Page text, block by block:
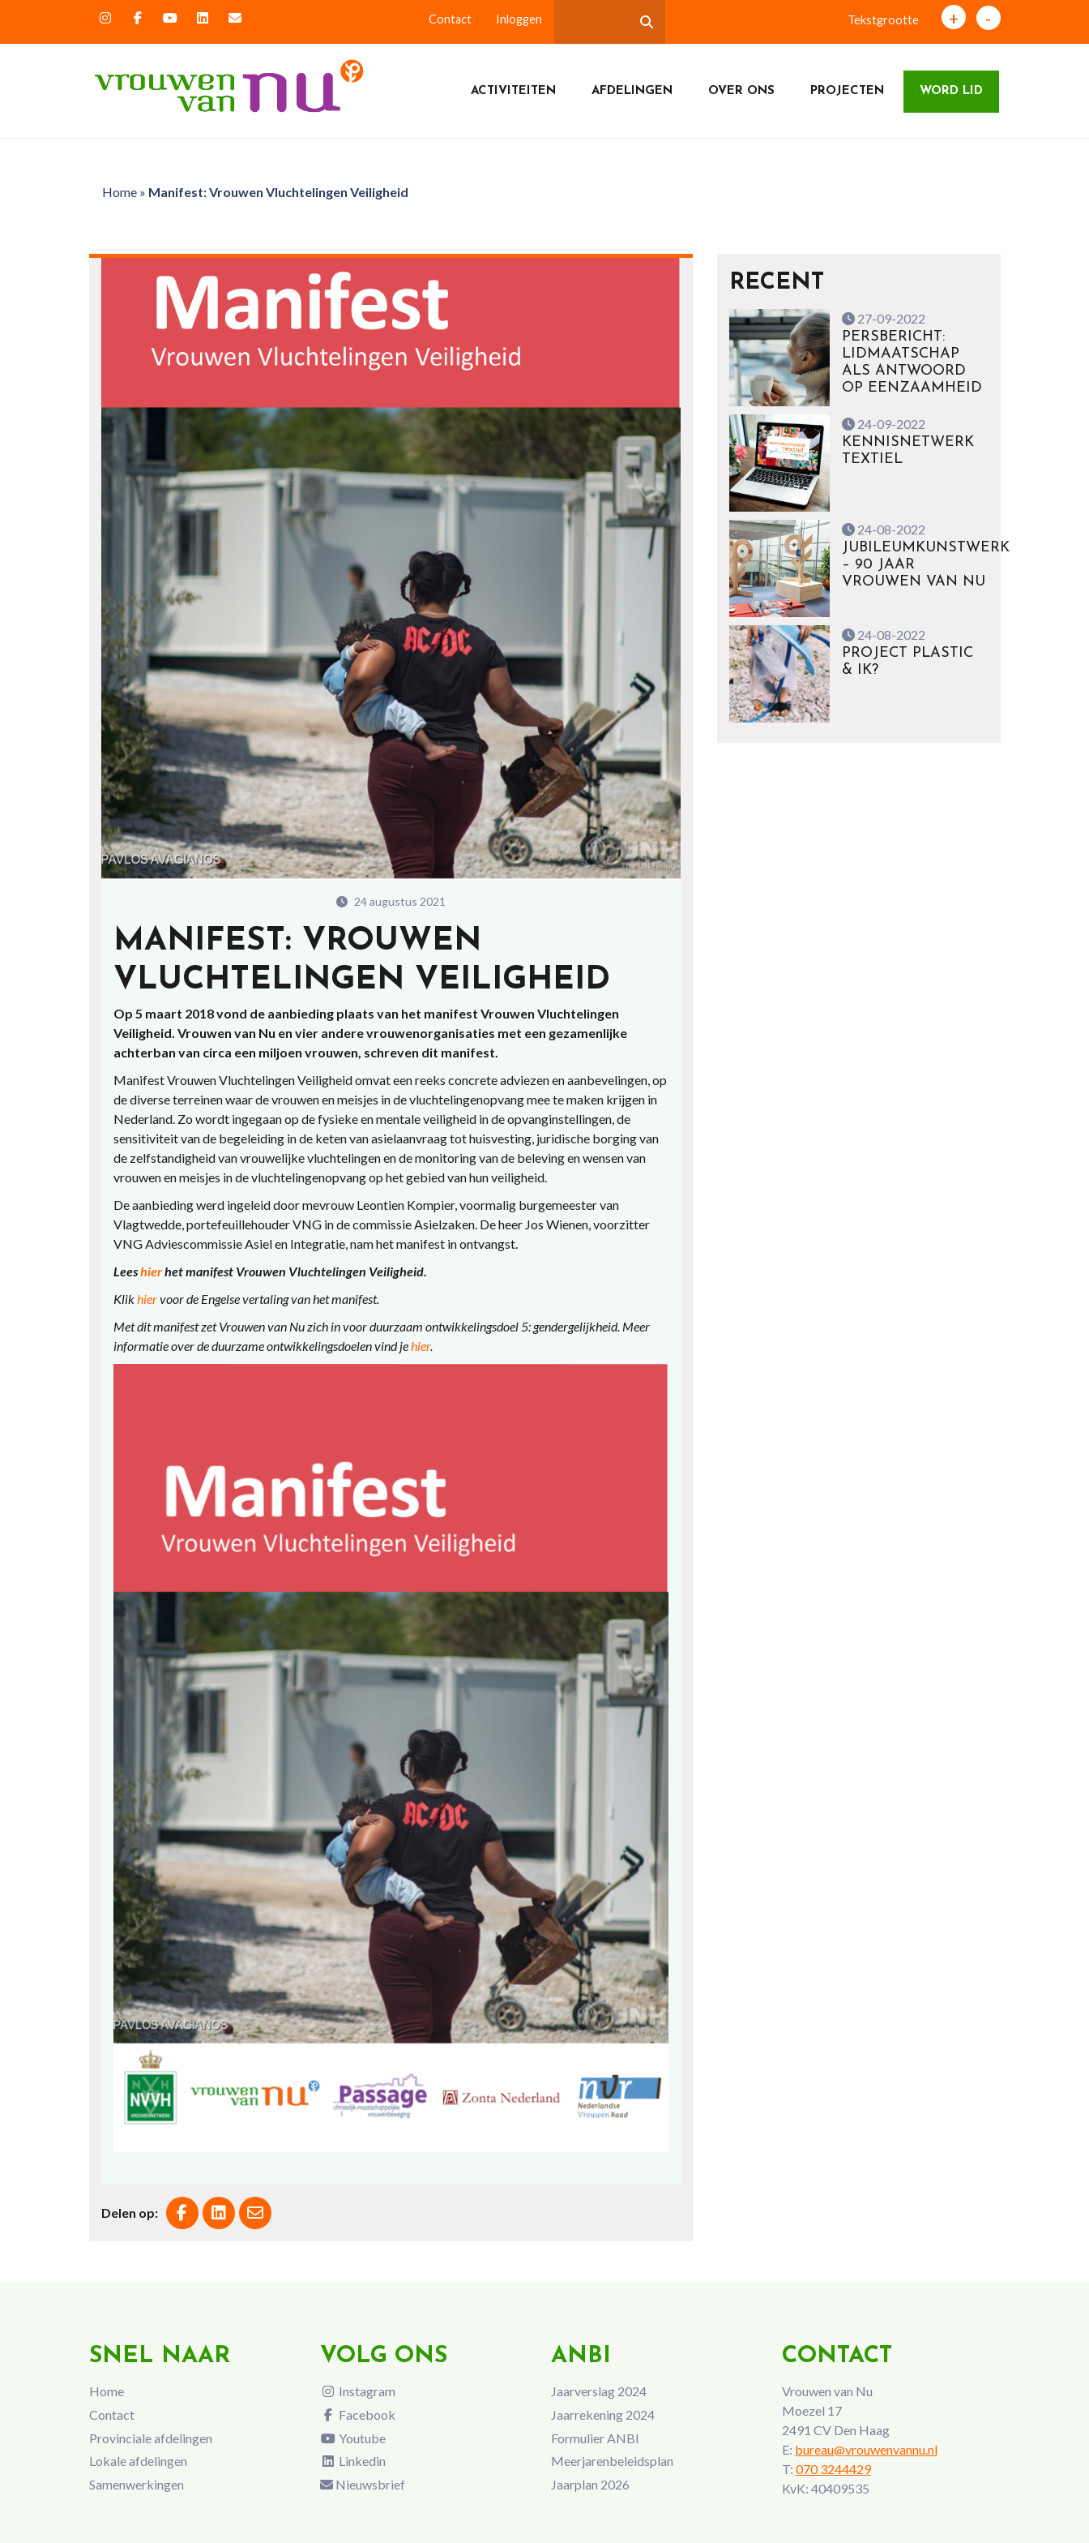
Contact Inloggen Tekstgrootte + -
ACTIVITEITEN AFDELINGEN OVER ONS PROJECTEN WORD LID
Home» Manifest: Vrouwen Vluchtelingen Veiligheid
24 augustus 2021
MANIFEST: VROUWEN
VLUCHTELINGEN VEILIGHEID
Op 5 maart 2018 vond de aanbieding plaats van het manifest Vrouwen Vluchtelingen
Veiligheid. Vrouwen van Nu en vier andere vrouwenorganisaties met een gezamenlijke
achterban van circa een miljoen vrouwen, schreven dit manifest.
Manifest Vrouwen Vluchtelingen Veiligheid omvat een reeks concrete adviezen en aanbevelingen, op
de diverse terreinen waar de vrouwen en meisjes in de vluchtelingenopvang mee te maken krijgen in
Nederland. Zo wordt ingegaan op de fysieke en mentale veiligheid in de opvanginstellingen, de
sensitiviteit van de begeleiding in de keten van asielaanvraag tot huisvesting, juridische borging van
de zelfstandigheid van vrouwelijke vluchtelingen en de monitoring van de beleving en wensen van
vrouwen en meisjes in de vluchtelingenopvang op het gebied van hun veiligheid.
De aanbieding werd ingeleid door mevrouw Leontien Kompier, voormalig burgemeester van
Vlagtwedde, portefeuillehouder VNG in de commissie Asielzaken. De heer Jos Wienen, voorzitter
VNG Adviescommissie Asiel en Integratie, nam het manifest in ontvangst.
Leeshierhet manifest Vrouwen Vluchtelingen Veiligheid.
Klikhiervoor de Engelse vertaling van het manifest.
Met dit manifest zet Vrouwen van Nu zich in voor duurzaam ontwikkelingsdoel 5: gendergelijkheid. Meer
informatie over de duurzame ontwikkelingsdoelen vind jehier.
Delen op:
RECENT
27-09-2022
PERSBERICHT:
LIDMAATSCHAP
ALS ANTWOORD
OP EENZAAMHEID
24-09-2022
KENNISNETWERK
TEXTIEL
24-08-2022
JUBILEUMKUNSTWERK
– 90 JAAR
VROUWEN VAN NU
24-08-2022
PROJECT PLASTIC
& IK?
SNEL NAAR
Home
Contact
Provinciale afdelingen
Lokale afdelingen
Samenwerkingen
VOLG ONS
Instagram
Facebook
Youtube
Linkedin
Nieuwsbrief
ANBI
Jaarverslag 2024
Jaarrekening 2024
Formulier ANBI
Meerjarenbeleidsplan
Jaarplan 2026
CONTACT
Vrouwen van Nu
Moezel 17
2491 CV Den Haag
E: bureau@vrouwenvannu.nl
T: 070 3244429
KvK: 40409535